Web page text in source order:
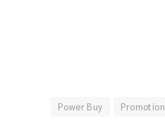
Power Buy Promotion